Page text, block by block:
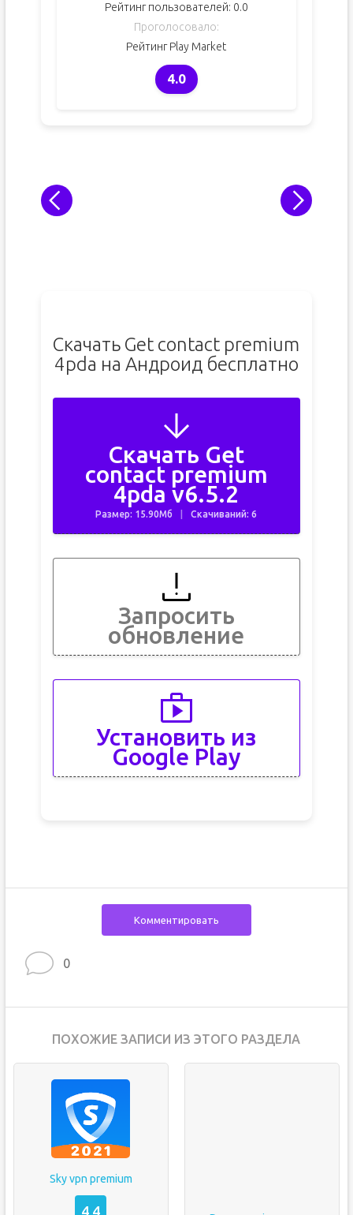
Рейтинг пользователей: 0.0
Проголосовало:
Рейтинг Play Market
4.0
Скачать Get contact premium
4pda на Андроид бесплатно
Скачать Get
contact premium
4pda v6.5.2
Размер: 15.90Мб Скачиваний: 6
Запросить
обновление
Установить из
Google Play
Комментировать
0
ПОХОЖИЕ ЗАПИСИ ИЗ ЭТОГО РАЗДЕЛА
Sky vpn premium
4,4